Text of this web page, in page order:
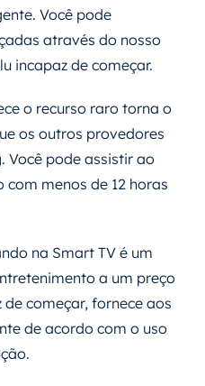
Você pode
através do nosso
incapaz de começar.
o recurso raro torna o
os outros provedores
Você pode assistir ao
menos de 12 horas
na Smart TV é um
a um preço
começar, fornece aos
de acordo com o uso